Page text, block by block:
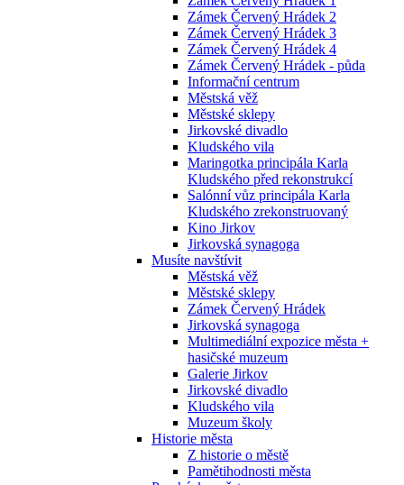
Zámek Červený Hrádek 2
Zámek Červený Hrádek 3
Zámek Červený Hrádek 4
Zámek Červený Hrádek - půda
Informační centrum
Městská věž
Městské sklepy
Jirkovské divadlo
Kludského vila
Maringotka principála Karla
Kludského před rekonstrukcí
Salónní vůz principála Karla
Kludského zrekonstruovaný
Kino Jirkov
Jirkovská synagoga
Musíte navštívit
Městská věž
Městské sklepy
Zámek Červený Hrádek
Jirkovská synagoga
Multimediální expozice města +
hasičské muzeum
Galerie Jirkov
Jirkovské divadlo
Kludského vila
Muzeum školy
Historie města
Z historie o městě
Pamětihodnosti města